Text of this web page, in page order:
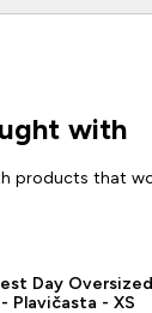
with
products that
Day
Plavičasta - XS